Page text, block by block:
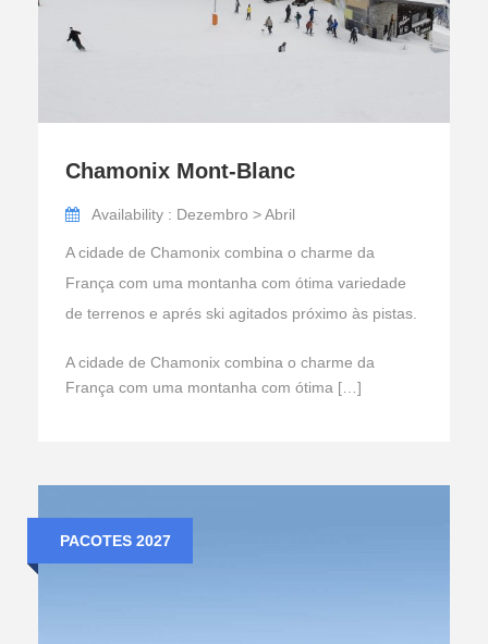
Chamonix Mont-Blanc
Availability : Dezembro > Abril
A cidade de Chamonix combina o charme da
França com uma montanha com ótima variedade
de terrenos e aprés ski agitados próximo às pistas.
A cidade de Chamonix combina o charme da
França com uma montanha com ótima […]
PACOTES 2027